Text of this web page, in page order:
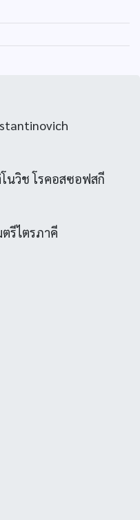
วิช โรคอสซอฟสกี
รีไตรภาคี